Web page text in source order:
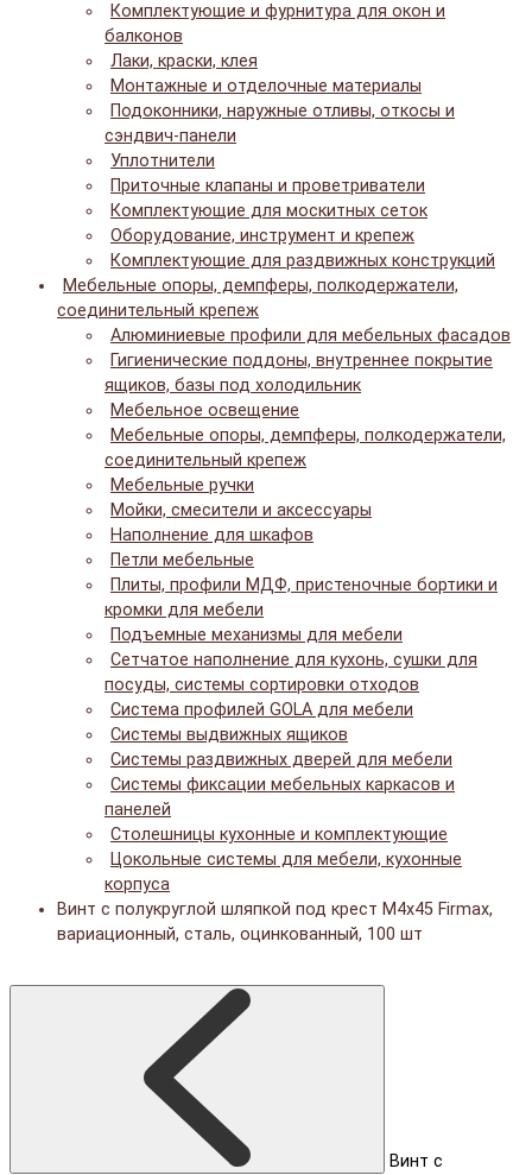
Комплектующие и фурнитура для окон и
балконов
Лаки, краски, клея
Монтажные и отделочные материалы
Подоконники, наружные отливы, откосы и
сэндвич-панели
Уплотнители
Приточные клапаны и проветриватели
Комплектующие для москитных сеток
Оборудование, инструмент и крепеж
Комплектующие для раздвижных конструкций
Мебельные опоры, демпферы, полкодержатели,
соединительный крепеж
Алюминиевые профили для мебельных фасадов
Гигиенические поддоны, внутреннее покрытие
ящиков, базы под холодильник
Мебельное освещение
Мебельные опоры, демпферы, полкодержатели,
соединительный крепеж
Мебельные ручки
Мойки, смесители и аксессуары
Наполнение для шкафов
Петли мебельные
Плиты, профили МДФ, пристеночные бортики и
кромки для мебели
Подъемные механизмы для мебели
Сетчатое наполнение для кухонь, сушки для
посуды, системы сортировки отходов
Система профилей GOLA для мебели
Системы выдвижных ящиков
Системы раздвижных дверей для мебели
Системы фиксации мебельных каркасов и
панелей
Столешницы кухонные и комплектующие
Цокольные системы для мебели, кухонные
корпуса
Винт с полукруглой шляпкой под крест М4х45 Firmax,
вариационный, сталь, оцинкованный, 100 шт
Винт с